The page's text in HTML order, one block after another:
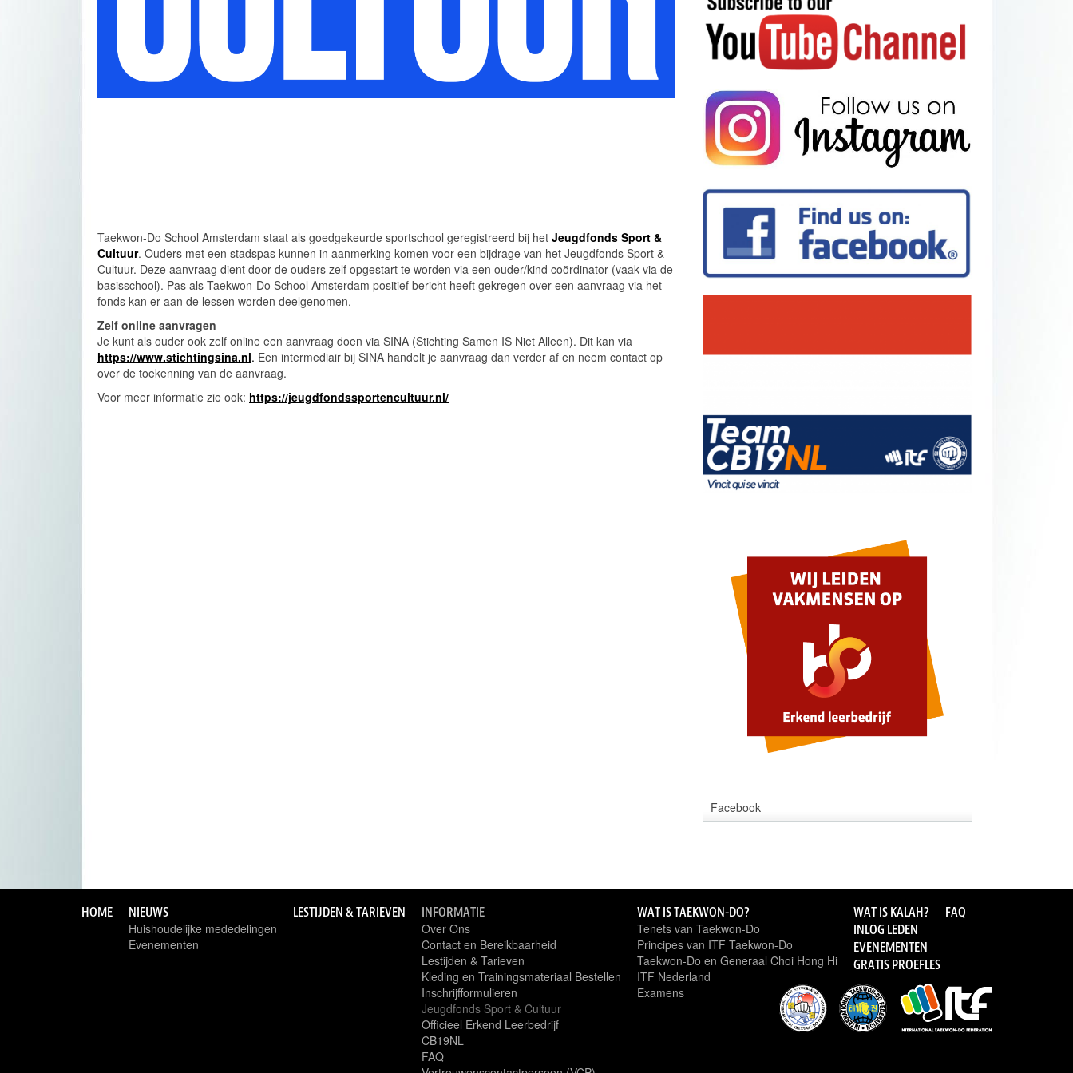
Taekwon-Do School Amsterdam staat als goedgekeurde sportschool geregistreerd bij het Jeugdfonds Sport &
Cultuur. Ouders met een stadspas kunnen in aanmerking komen voor een bijdrage van het Jeugdfonds Sport &
Cultuur. Deze aanvraag dient door de ouders zelf opgestart te worden via een ouder/kind coördinator (vaak via de
basisschool). Pas als Taekwon-Do School Amsterdam positief bericht heeft gekregen over een aanvraag via het
fonds kan er aan de lessen worden deelgenomen.
Zelf online aanvragen
Je kunt als ouder ook zelf online een aanvraag doen via SINA (Stichting Samen IS Niet Alleen). Dit kan via
https://www.stichtingsina.nl. Een intermediair bij SINA handelt je aanvraag dan verder af en neem contact op
over de toekenning van de aanvraag.
Voor meer informatie zie ook: https://jeugdfondssportencultuur.nl/
Facebook
HOME NIEUWS
Huishoudelijke mededelingen
Evenementen
LESTIJDEN & TARIEVEN INFORMATIE
Over Ons
Contact en Bereikbaarheid
Lestijden & Tarieven
Kleding en Trainingsmateriaal Bestellen
Inschrijfformulieren
Jeugdfonds Sport & Cultuur
Officieel Erkend Leerbedrijf
CB19NL
FAQ
WAT IS TAEKWON-DO?
Tenets van Taekwon-Do
Principes van ITF Taekwon-Do
Taekwon-Do en Generaal Choi Hong Hi
ITF Nederland
Examens
WAT IS KALAH?
FAQ
INLOG LEDEN
EVENEMENTEN
GRATIS PROEFLES